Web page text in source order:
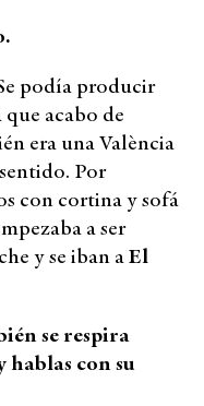
podía producir
acabo de
era una València
Por
con cortina y sofá
a ser
y se iban aEl
se respira
hablas con su